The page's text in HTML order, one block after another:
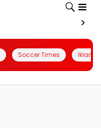
Soccer Times Iklanin